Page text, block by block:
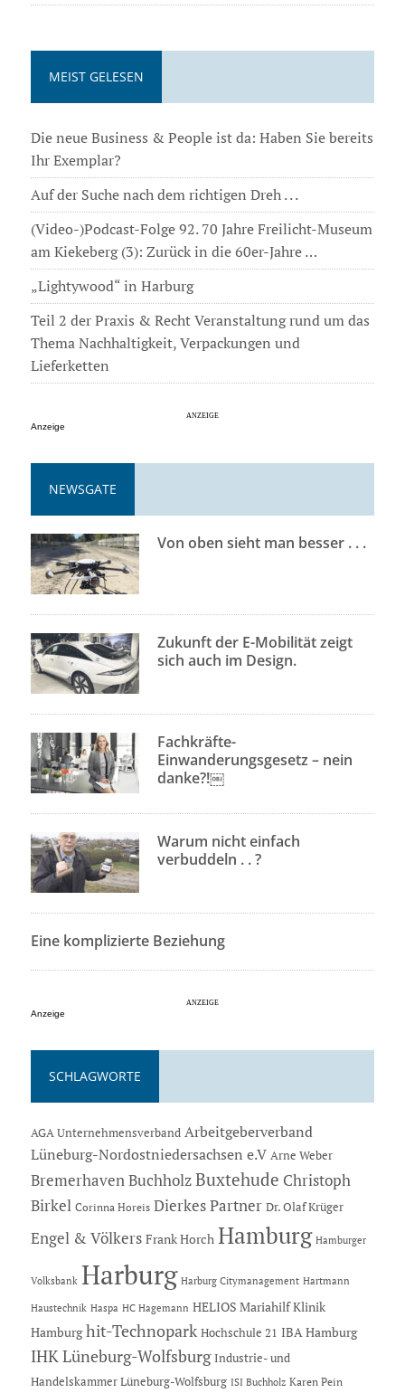
MEIST GELESEN
Die neue Business & People ist da: Haben Sie bereits
Ihr Exemplar?
Auf der Suche nach dem richtigen Dreh . . .
(Video-)Podcast-Folge 92. 70 Jahre Freilicht-Museum
am Kiekeberg (3): Zurück in die 60er-Jahre …
„Lightywood“ in Harburg
Teil 2 der Praxis & Recht Veranstaltung rund um das
Thema Nachhaltigkeit, Verpackungen und
Lieferketten
Anzeige
NEWSGATE
Von oben sieht man besser . . .
Zukunft der E-Mobilität zeigt
sich auch im Design.
Fachkräfte-
Einwanderungsgesetz – nein
danke?!￼
Warum nicht einfach
verbuddeln . . ?
Eine komplizierte Beziehung
Anzeige
SCHLAGWORTE
AGA Unternehmensverband Arbeitgeberverband
Lüneburg-Nordostniedersachsen e.V Arne Weber
Bremerhaven Buchholz Buxtehude Christoph
Birkel Corinna Horeis Dierkes Partner Dr. Olaf Krüger
Engel & Völkers Frank Horch Hamburg Hamburger
Volksbank Harburg Harburg Citymanagement Hartmann
Haustechnik Haspa HC Hagemann HELIOS Mariahilf Klinik
Hamburg hit-Technopark Hochschule 21 IBA Hamburg
IHK Lüneburg-Wolfsburg Industrie- und
Handelskammer Lüneburg-Wolfsburg ISI Buchholz Karen Pein